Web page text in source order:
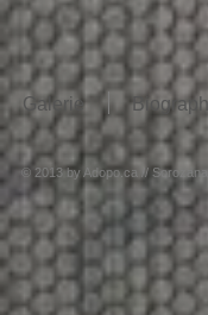
Galerie
© 2013 by Adopo.ca //